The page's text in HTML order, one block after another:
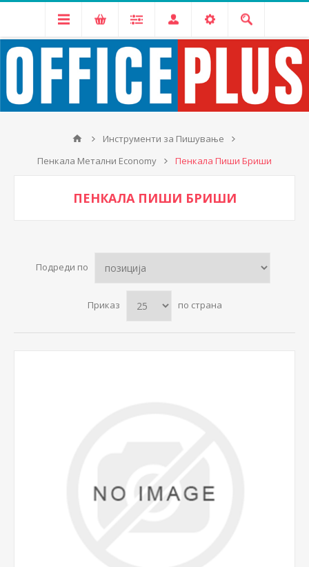
Инструменти за Пишување
Пенкала Метални Economy
Пенкала Пиши Бриши
ПЕНКАЛА ПИШИ БРИШИ
Подреди по
Приказ по страна